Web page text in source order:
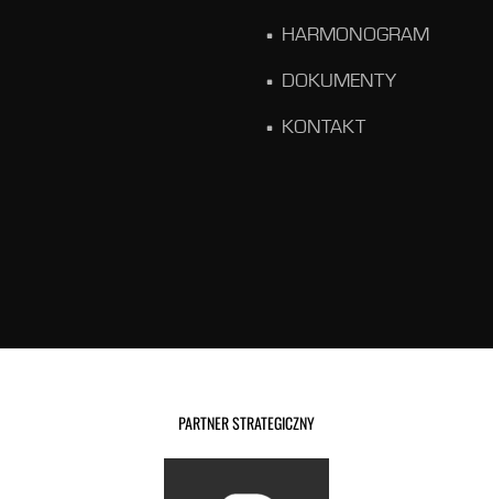
HARMONOGRAM
DOKUMENTY
KONTAKT
PARTNER STRATEGICZNY